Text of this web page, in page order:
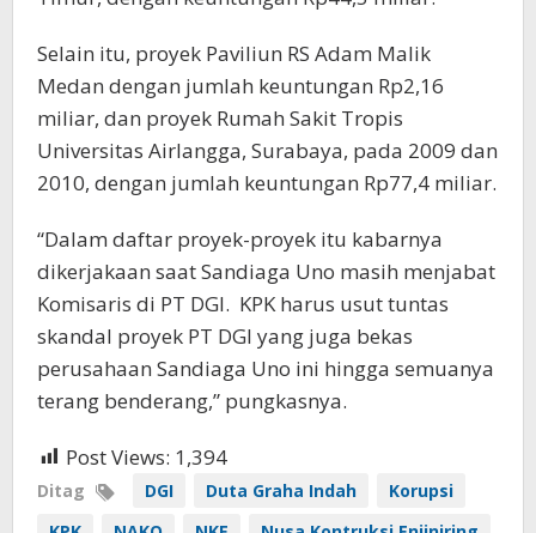
Selain itu, proyek Paviliun RS Adam Malik
Medan dengan jumlah keuntungan Rp2,16
miliar, dan proyek Rumah Sakit Tropis
Universitas Airlangga, Surabaya, pada 2009 dan
2010, dengan jumlah keuntungan Rp77,4 miliar.
“Dalam daftar proyek-proyek itu kabarnya
dikerjakaan saat Sandiaga Uno masih menjabat
Komisaris di PT DGI. KPK harus usut tuntas
skandal proyek PT DGI yang juga bekas
perusahaan Sandiaga Uno ini hingga semuanya
terang benderang,” pungkasnya.
Post Views: 1,394
Ditag DGI Duta Graha Indah
Korupsi